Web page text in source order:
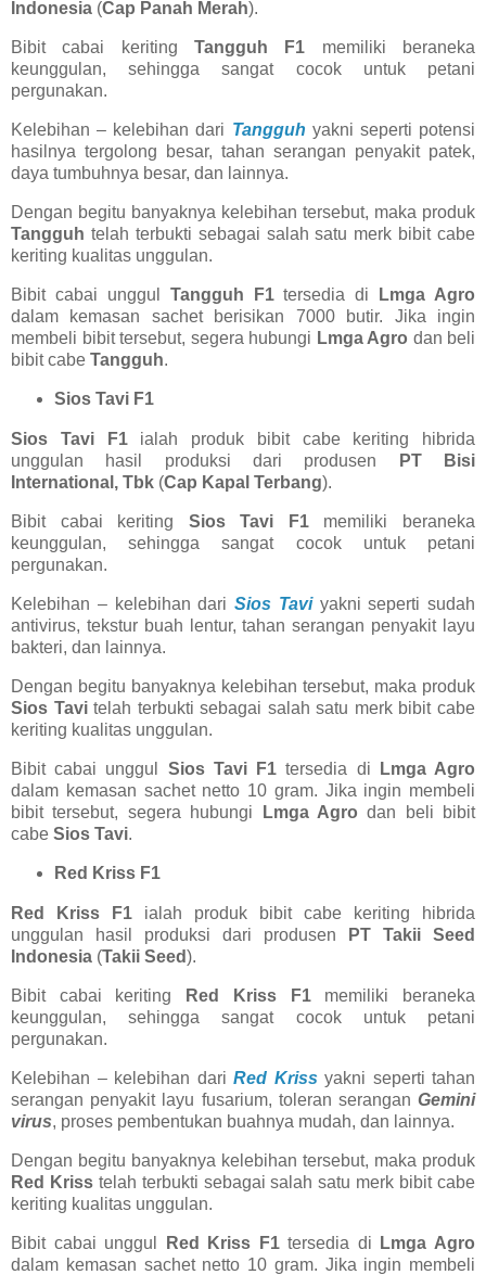
Indonesia (Cap Panah Merah).
Bibit cabai keriting Tangguh F1 memiliki beraneka
keunggulan, sehingga sangat cocok untuk petani
pergunakan.
Kelebihan – kelebihan dari Tangguh yakni seperti potensi
hasilnya tergolong besar, tahan serangan penyakit patek,
daya tumbuhnya besar, dan lainnya.
Dengan begitu banyaknya kelebihan tersebut, maka produk
Tangguh telah terbukti sebagai salah satu merk bibit cabe
keriting kualitas unggulan.
Bibit cabai unggul Tangguh F1tersedia di
Lmga Agro
dalam kemasan sachet berisikan 7000 butir. Jika ingin
membeli bibit tersebut, segera hubungi Lmga Agro dan beli
bibit cabe Tangguh.
Sios Tavi F1
Sios Tavi F1ialah produk bibit cabe keriting hibrida
unggulan hasil produksi dari produsen
PT Bisi
International, Tbk (Cap Kapal Terbang).
Bibit cabai keriting Sios Tavi F1memiliki beraneka
keunggulan, sehingga sangat cocok untuk petani
pergunakan.
Kelebihan – kelebihan dari Sios Tavi yakni seperti sudah
antivirus, tekstur buah lentur, tahan serangan penyakit layu
bakteri, dan lainnya.
Dengan begitu banyaknya kelebihan tersebut, maka produk
Sios Tavitelah terbukti sebagai salah satu merk bibit cabe
keriting kualitas unggulan.
Bibit cabai unggul Sios Tavi F1 tersedia di
Lmga Agro
dalam kemasan sachet netto 10 gram. Jika ingin membeli
bibit tersebut, segera hubungi
Lmga Agro dan beli bibit
cabe Sios Tavi.
Red Kriss F1
Red Kriss F1 ialah produk bibit cabe keriting hibrida
unggulan hasil produksi dari produsen
PT Takii Seed
Indonesia (Takii Seed).
Bibit cabai keriting Red Kriss F1memiliki beraneka
keunggulan, sehingga sangat cocok untuk petani
pergunakan.
Kelebihan – kelebihan dari Red Krissyakni seperti tahan
serangan penyakit layu fusarium, toleran serangan Gemini
virus, proses pembentukan buahnya mudah, dan lainnya.
Dengan begitu banyaknya kelebihan tersebut, maka produk
Red Krisstelah terbukti sebagai salah satu merk bibit cabe
keriting kualitas unggulan.
Bibit cabai unggul Red Kriss F1tersedia di
Lmga Agro
dalam kemasan sachet netto 10 gram. Jika ingin membeli